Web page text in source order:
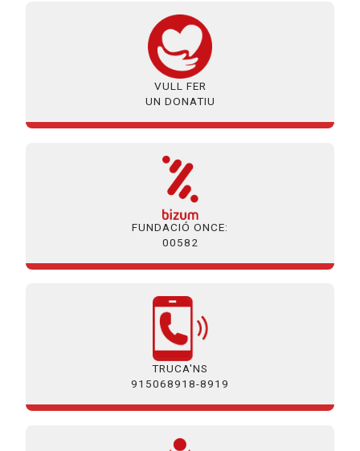
VULL FER
UN DONATIU
FUNDACIÓ ONCE:
00582
TRUCA'NS
915068918-8919